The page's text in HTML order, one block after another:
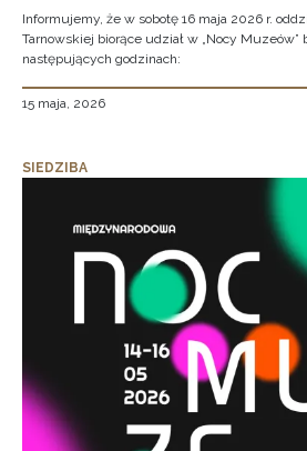
Informujemy, że w sobotę 16 maja 2026 r.
Tarnowskiej biorące udział w „Nocy
następujących godzinach:
15 maja, 2026
SIEDZIBA